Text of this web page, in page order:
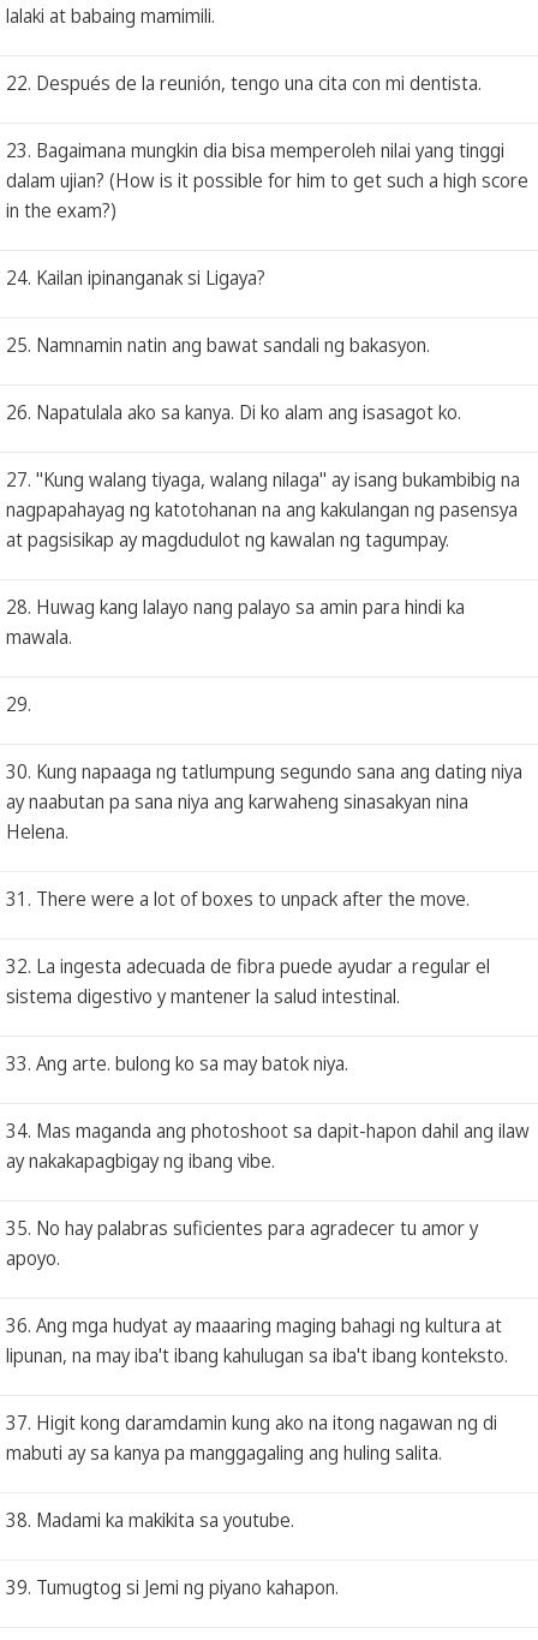
lalaki at babaing mamimili.
22. Después de la reunión, tengo una cita con mi dentista.
23. Bagaimana mungkin dia bisa memperoleh nilai yang tinggi
dalam ujian? (How is it possible for him to get such a high score
in the exam?)
24. Kailan ipinanganak si Ligaya?
25. Namnamin natin ang bawat sandali ng bakasyon.
26. Napatulala ako sa kanya. Di ko alam ang isasagot ko.
27. "Kung walang tiyaga, walang nilaga" ay isang bukambibig na
nagpapahayag ng katotohanan na ang kakulangan ng pasensya
at pagsisikap ay magdudulot ng kawalan ng tagumpay.
28. Huwag kang lalayo nang palayo sa amin para hindi ka
mawala.
29.
30. Kung napaaga ng tatlumpung segundo sana ang dating niya
ay naabutan pa sana niya ang karwaheng sinasakyan nina
Helena.
31. There were a lot of boxes to unpack after the move.
32. La ingesta adecuada de fibra puede ayudar a regular el
sistema digestivo y mantener la salud intestinal.
33. Ang arte. bulong ko sa may batok niya.
34. Mas maganda ang photoshoot sa dapit-hapon dahil ang ilaw
ay nakakapagbigay ng ibang vibe.
35. No hay palabras suficientes para agradecer tu amor y
apoyo.
36. Ang mga hudyat ay maaaring maging bahagi ng kultura at
lipunan, na may iba't ibang kahulugan sa iba't ibang konteksto.
37. Higit kong daramdamin kung ako na itong nagawan ng di
mabuti ay sa kanya pa manggagaling ang huling salita.
38. Madami ka makikita sa youtube.
39. Tumugtog si Jemi ng piyano kahapon.